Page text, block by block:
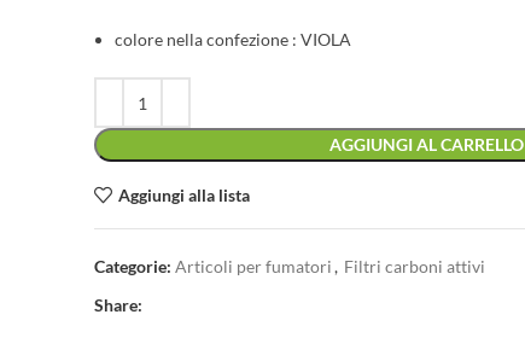
colore nella confezione : VIOLA
AGGIUNGI AL CARRELLO
Aggiungi alla lista
Categorie: Articoli per fumatori, Filtri carboni attivi
Share: